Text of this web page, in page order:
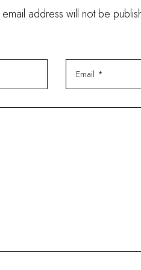
email address will not be